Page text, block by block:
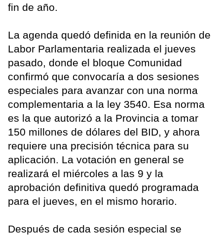
fin de año.
La agenda quedó definida en la reunión de
Labor Parlamentaria realizada el jueves
pasado, donde el bloque Comunidad
confirmó que convocaría a dos sesiones
especiales para avanzar con una norma
complementaria a la ley 3540. Esa norma
es la que autorizó a la Provincia a tomar
150 millones de dólares del BID, y ahora
requiere una precisión técnica para su
aplicación. La votación en general se
realizará el miércoles a las 9 y la
aprobación definitiva quedó programada
para el jueves, en el mismo horario.
Después de cada sesión especial se